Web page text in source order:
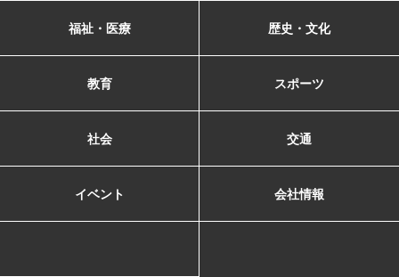
福祉・医療 歴史・文化
教育 スポーツ
社会 交通
イベント 会社情報